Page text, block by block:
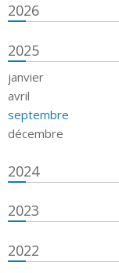
2026
2025
janvier
avril
septembre
décembre
2024
2023
2022